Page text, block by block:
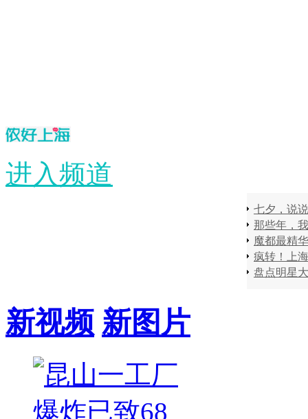
进入频道
七夕，说
那些年，
疯转！上
盘点明星
新视频 新图片